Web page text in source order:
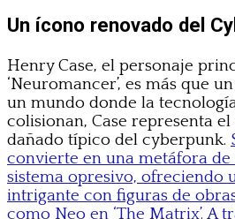
Un ícono renovado del
Henry Case, el personaje
‘Neuromancer’, es más que
un mundo donde la
colisionan, Case representa
dañado típico del cyberpunk.
convierte en una metáfora
sistema opresivo, ofreciendo
intrigante con figuras de
como Neo en ‘The Matrix’. A